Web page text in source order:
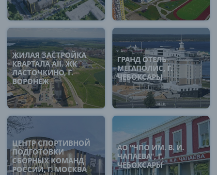
ЖИЛАЯ ЗАСТРОЙКА
КВАРТАЛА AII. ЖК
ЛАСТОЧКИНО, Г.
ВОРОНЕЖ
ГРАНД ОТЕЛЬ
МЕГАПОЛИС, Г.
ЧЕБОКСАРЫ
ЦЕНТР СПОРТИВНОЙ
ПОДГОТОВКИ
СБОРНЫХ КОМАНД
РОССИИ, Г. МОСКВА
АО "ЧПО ИМ. В. И.
ЧАПАЕВА", Г.
ЧЕБОКСАРЫ